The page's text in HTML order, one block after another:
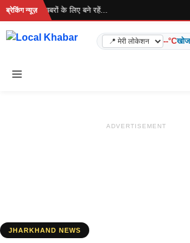
Skip
content
ब्रेकिंग न्यूज़
है... ताज़ा खबरों के लिए बने रहें...
--°C
Menu
ADVERTISEMENT
JHARKHAND NEWS